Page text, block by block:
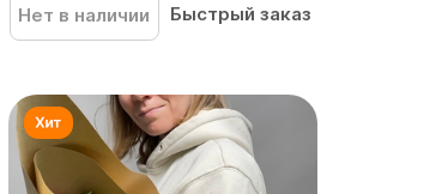
Нет в наличии Быстрый заказ